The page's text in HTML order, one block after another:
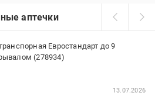
аптечки
Евростандарт до 9
(278934)
13.07.2026